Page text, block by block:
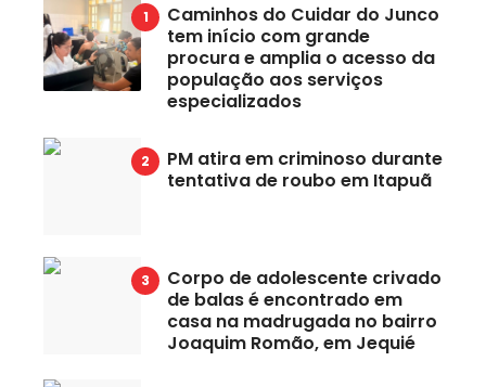
Caminhos do Cuidar do Junco
tem início com grande
procura e amplia o acesso da
população aos serviços
especializados
PM atira em criminoso durante
tentativa de roubo em Itapuã
Corpo de adolescente crivado
de balas é encontrado em
casa na madrugada no bairro
Joaquim Romão, em Jequié